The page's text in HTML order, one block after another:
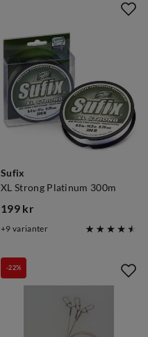
Sufix
XL Strong Platinum 300m
price
199 kr
9 varianter
-22%